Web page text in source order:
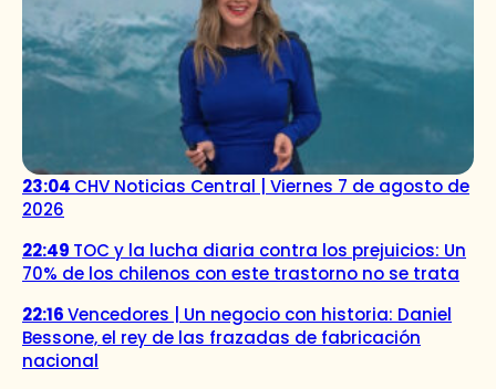
23:04 CHV Noticias Central | Viernes 7 de agosto de
2026
22:49 TOC y la lucha diaria contra los prejuicios: Un
70% de los chilenos con este trastorno no se trata
22:16Vencedores | Un negocio con historia: Daniel
Bessone, el rey de las frazadas de fabricación
nacional